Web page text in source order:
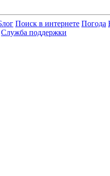
Поиск в интернете Погода
Служба поддержки